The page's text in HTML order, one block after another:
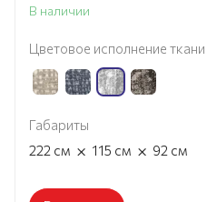
В наличии
Цветовое исполнение ткани
Габариты
222 см × 115 см × 92 см